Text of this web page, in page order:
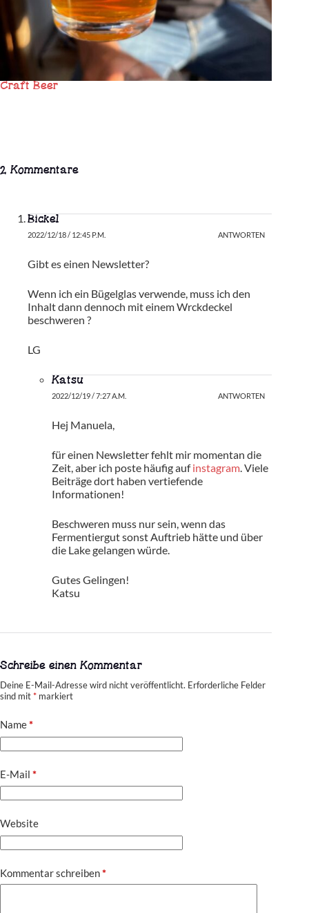
Craft Beer
2 Kommentare
Bickel
2022/12/18 / 12:45 P.M. ANTWORTEN
Gibt es einen Newsletter?
Wenn ich ein Bügelglas verwende, muss ich den
Inhalt dann dennoch mit einem Wrckdeckel
beschweren ?
LG
Katsu
2022/12/19 / 7:27 A.M. ANTWORTEN
Hej Manuela,
für einen Newsletter fehlt mir momentan die
Zeit, aber ich poste häufig aufinstagram. Viele
Beiträge dort haben vertiefende
Informationen!
Beschweren muss nur sein, wenn das
Fermentiergut sonst Auftrieb hätte und über
die Lake gelangen würde.
Gutes Gelingen!
Katsu
Schreibe einen Kommentar
Deine E-Mail-Adresse wird nicht veröffentlicht. Erforderliche Felder
sind mit* markiert
Name*
E-Mail *
Website
Kommentar schreiben*